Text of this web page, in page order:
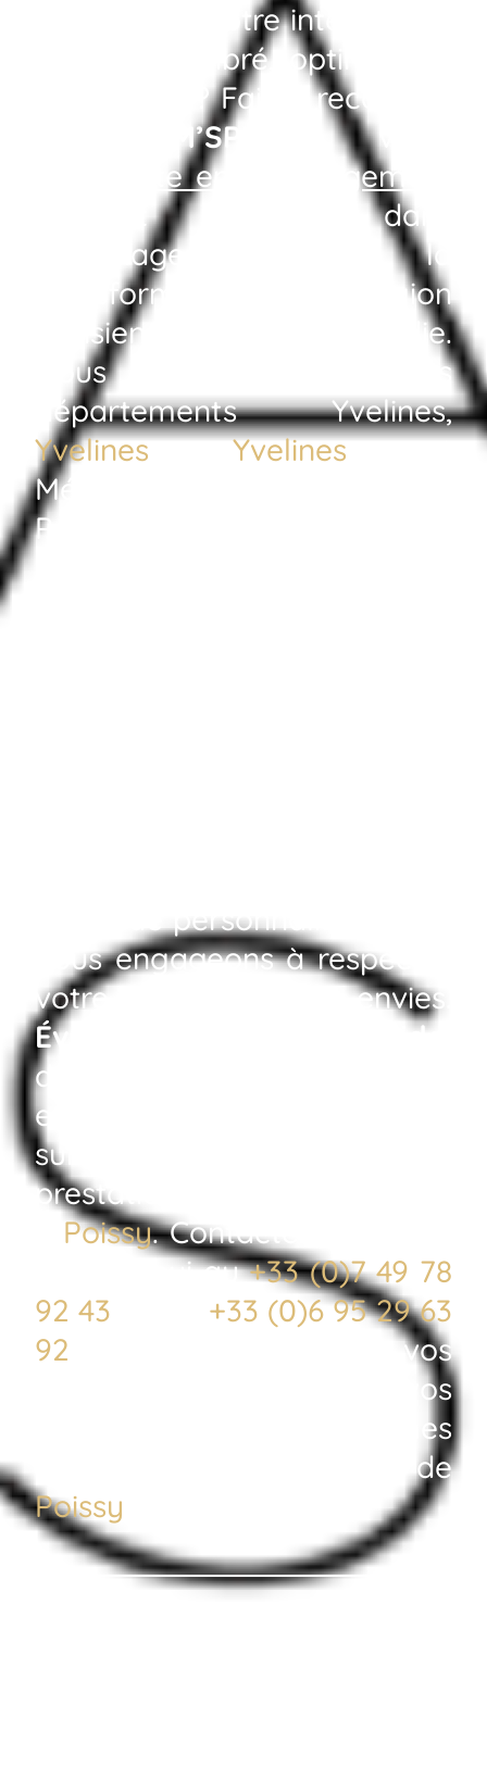
moderniser votre intérieur en
un lieu équilibré, optimisé et
esthétique ? Faites recours à
AT HOM’SPHERE
, votre
spécialiste en aménagement
référent dans
l’aménagement et la
transformation en région
parisienne et en Normandie.
Nous travaillons dans les
départements Yvelines,
Yvelines,Yvelineset
Métropole européenne de
Poissy pour vous offrir des
méthode personnalisée, nous
nous engageons à respecter
votre budget et vos envies.
Évaluation rapide
disponibilité par WhatsApp
en moins de 2 heures et suivi
sur mesure offrent une
prestation fluide et agréable
Poissy. Contactez-nous dès
aujourd’hui au+33 (0)7 49 78
92 43
+33 (0)6 95 29 63
92 pour donner vie vos
projets d’amélioration de vos
espaces. Nous sommes
installés à quelques pas de
Poissy